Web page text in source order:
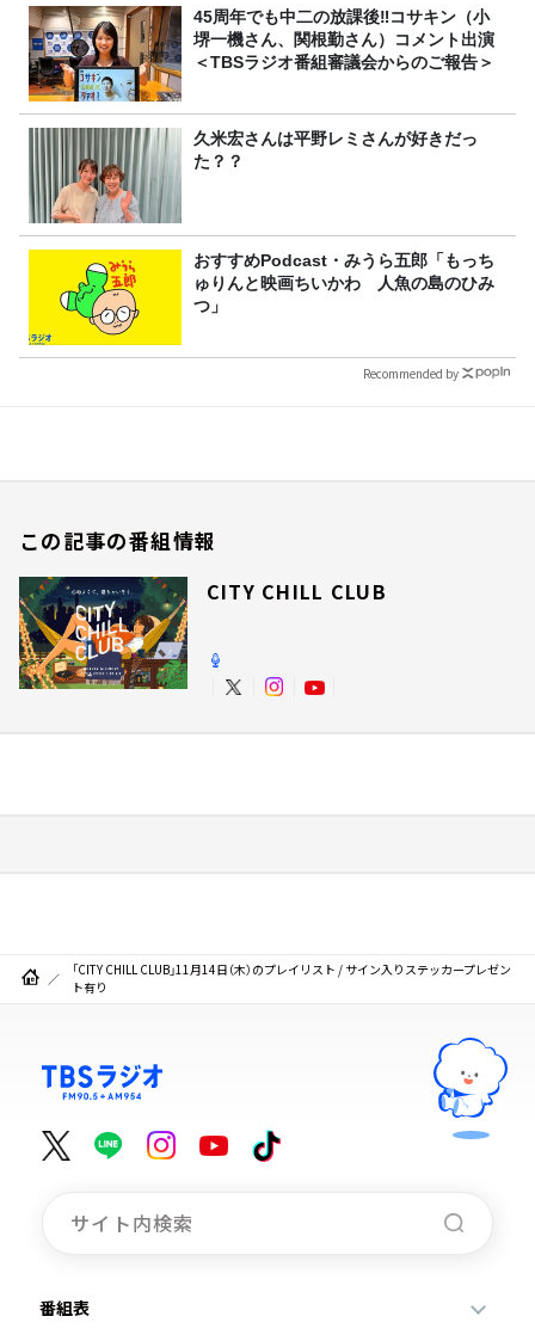
45周年でも中二の放課後‼コサキン（小
堺一機さん、関根勤さん）コメント出演
＜TBSラジオ番組審議会からのご報告＞
久米宏さんは平野レミさんが好きだっ
た？？
おすすめPodcast・みうら五郎「もっち
ゅりんと映画ちいかわ 人魚の島のひみ
つ」
Recommended by
この記事の番組情報
CITY CHILL CLUB
「CITY CHILL CLUB」11月14日（木）のプレイリスト / サイン入りステッカープレゼン
ト有り
番組表